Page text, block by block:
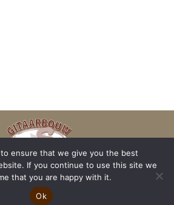
ensure that we give you the best
If you continue to use this site we
that you are happy with it.
Ok